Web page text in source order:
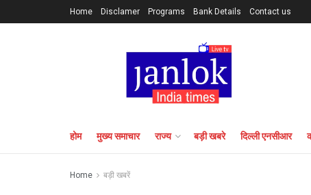
Home Disclamer Programs Bank Details Contact us
होम मुख्य समाचार राज्य बड़ी खबरे दिल्ली एनसीआर
Home बड़ी खबरें